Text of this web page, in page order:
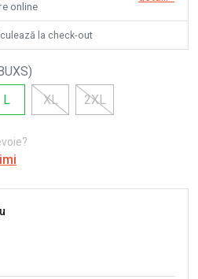
online
la check-out
)
L XL 2XL